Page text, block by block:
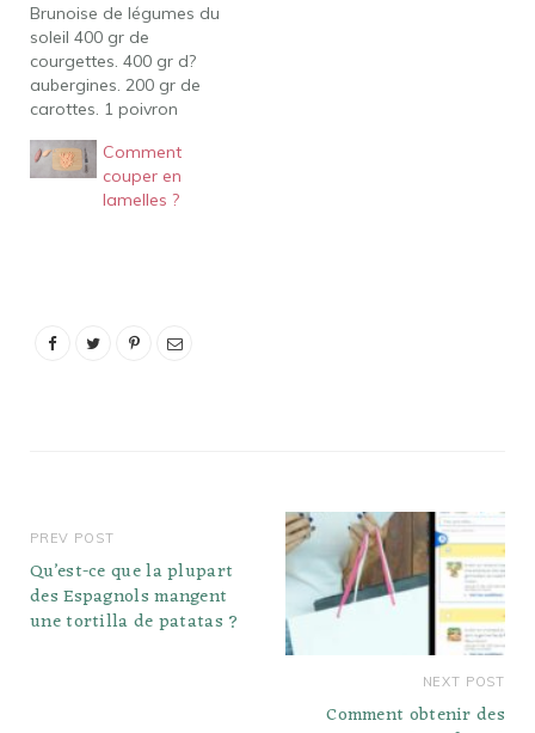
Brunoise de légumes du
soleil 400 gr de
courgettes. 400 gr d?
aubergines. 200 gr de
carottes. 1 poivron
gousses d? ail. 1 petit
bouquet de persil. 70 gr
d? olives noires. Ainsi,
Comment
couper en
lamelles ?
PREV POST
Qu’est-ce que la plupart
des Espagnols mangent
une tortilla de patatas ?
NEXT POST
Comment obtenir des